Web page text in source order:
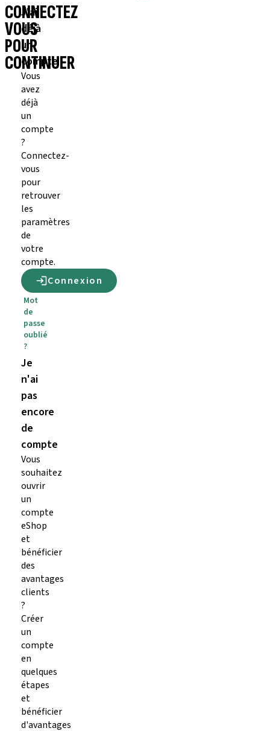
CONNECTEZ
VOUS
POUR
CONTINUER
J'ai
déjà
un
compte
Vous
avez
déjà
un
compte
?
Connectez-
vous
pour
retrouver
les
paramètres
de
votre
compte.
Connexion
Mot
de
passe
oublié
?
Je
n'ai
pas
encore
de
compte
Vous
souhaitez
ouvrir
un
compte
eShop
et
bénéficier
des
avantages
clients
?
Créer
un
compte
en
quelques
étapes
et
bénéficier
d'avantages